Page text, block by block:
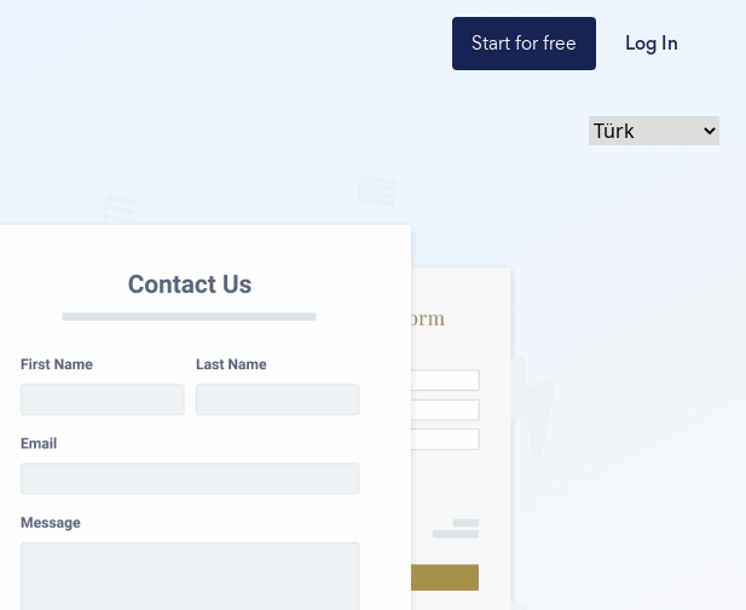
Start for free Log In